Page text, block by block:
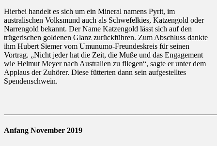
Hierbei handelt es sich um ein Mineral namens Pyrit, im
australischen Volksmund auch als Schwefelkies, Katzengold oder
Narrengold bekannt. Der Name Katzengold lässt sich auf den
trügerischen goldenen Glanz zurückführen. Zum Abschluss dankte
ihm Hubert Siemer vom Umunumo-Freundeskreis für seinen
Vortrag. „Nicht jeder hat die Zeit, die Muße und das Engagement
wie Helmut Meyer nach Australien zu fliegen“, sagte er unter dem
Applaus der Zuhörer. Diese fütterten dann sein aufgestelltes
Spendenschwein.
Anfang November 2019